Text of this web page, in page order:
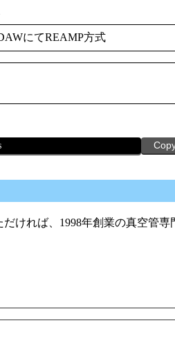
にてREAMP方式
ければ、1998年創業の真空管